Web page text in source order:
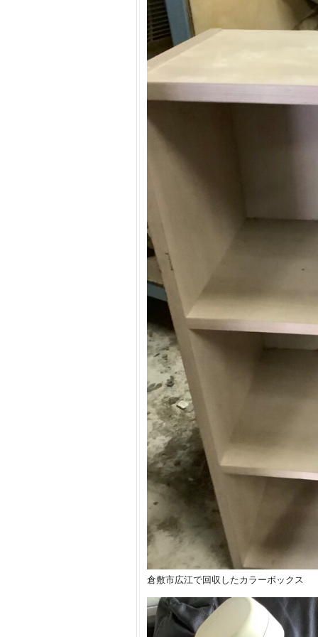
倉敷市広江で回収したカラーボックス